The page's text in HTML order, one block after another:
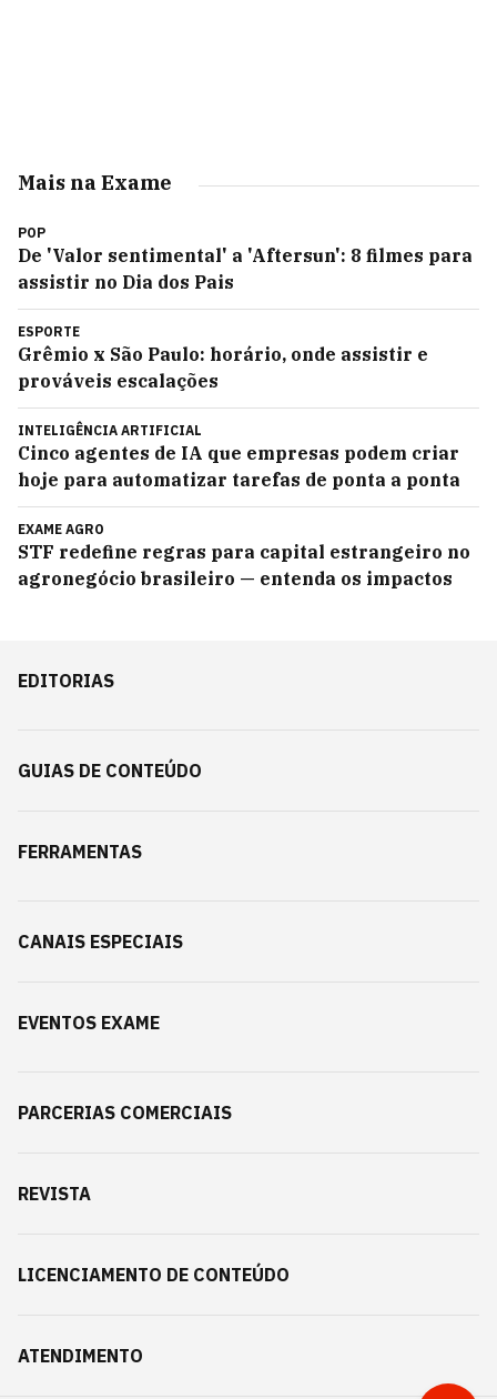
Mais na Exame
POP
De 'Valor sentimental' a 'Aftersun': 8 filmes para
assistir no Dia dos Pais
ESPORTE
Grêmio x São Paulo: horário, onde assistir e
prováveis escalações
INTELIGÊNCIA ARTIFICIAL
Cinco agentes de IA que empresas podem criar
hoje para automatizar tarefas de ponta a ponta
EXAME AGRO
STF redefine regras para capital estrangeiro no
agronegócio brasileiro — entenda os impactos
EDITORIAS
GUIAS DE CONTEÚDO
FERRAMENTAS
CANAIS ESPECIAIS
EVENTOS EXAME
PARCERIAS COMERCIAIS
REVISTA
LICENCIAMENTO DE CONTEÚDO
ATENDIMENTO